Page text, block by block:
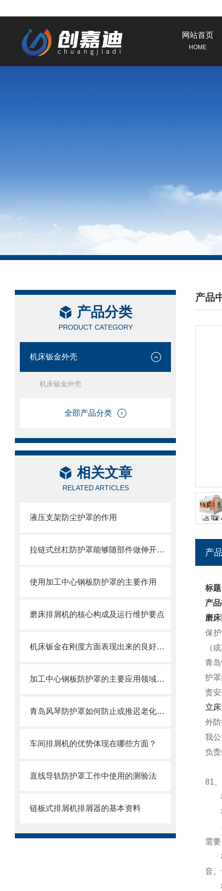
网站首页
HOME
产品分类
PRODUCT CATEGORY
机床钣金外壳
机床钣金外壳
全部产品分类
相关文章
RELATED ARTICLES
液压支架防尘护罩的作用
拉链式丝杠防护罩能够随部件做伸开或压缩运动
使用加工中心钢板防护罩的主要作用
磨床排屑机的核心构成及运行维护要点
机床钣金在刚度方面表现出来的良好特性
加工中心钢板防护罩的主要应用领域和产品的主要特性
青岛风琴防护罩如何防止或推迟老化，两方面工作要做好
车间排屑机的优势体现在哪些方面？
直线导轨防护罩工作中使用的测验法
链板式排屑机排屑器的基本资料
产品
/
产
标
产
磨
保
（
青
护
责
立
外
我
负
81
82
83
84
需
85
音
86